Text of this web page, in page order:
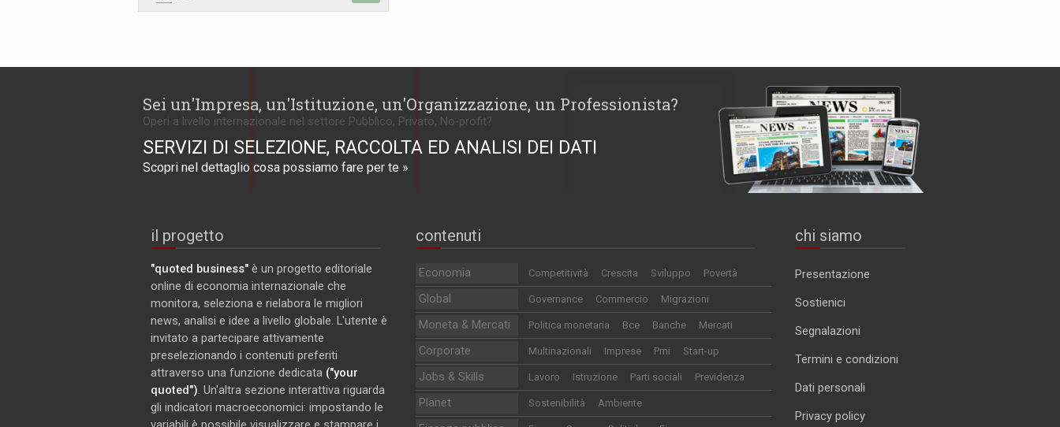
Sei un'Impresa, un'Istituzione, un'Organizzazione, un Professionista?
Operi a livello internazionale nel settore Pubblico, Privato, No-profit?
SERVIZI DI SELEZIONE, RACCOLTA ED ANALISI DEI DATI
Scopri nel dettaglio cosa possiamo fare per te »
il progetto
"quoted business" è un progetto editoriale
online di economia internazionale che
monitora, seleziona e rielabora le migliori
news, analisi e idee a livello globale. L'utente è
invitato a partecipare attivamente
preselezionando i contenuti preferiti
attraverso una funzione dedicata ("your
quoted"). Un'altra sezione interattiva riguarda
gli indicatori macroeconomici: impostando le
contenuti
Economia Competitività Crescita Sviluppo Povertà
Global Governance Commercio Migrazioni
Moneta & Mercati Politica monetaria Bce Banche Mercati
Corporate Multinazionali Imprese Pmi Start-up
Jobs & Skills Lavoro Istruzione Parti sociali Previdenza
Planet Sostenibilità Ambiente
chi siamo
Presentazione
Sostienici
Segnalazioni
Termini e condizioni
Dati personali
Privacy policy